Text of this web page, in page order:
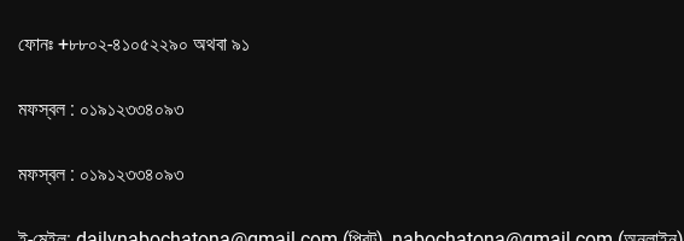
ফোনঃ +৮৮০২-৪১০৫২২৯০ অথবা ৯১
মফস্বল : ০১৯১২৩৩৪০৯৩
মফস্বল : ০১৯১২৩৩৪০৯৩